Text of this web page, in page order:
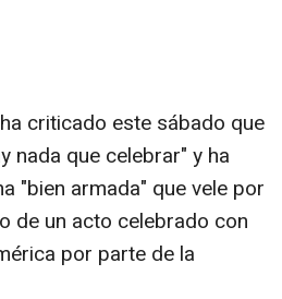
criticado este sábado que
nada que celebrar" y ha
"bien armada" que vele por
de un acto celebrado con
por parte de la